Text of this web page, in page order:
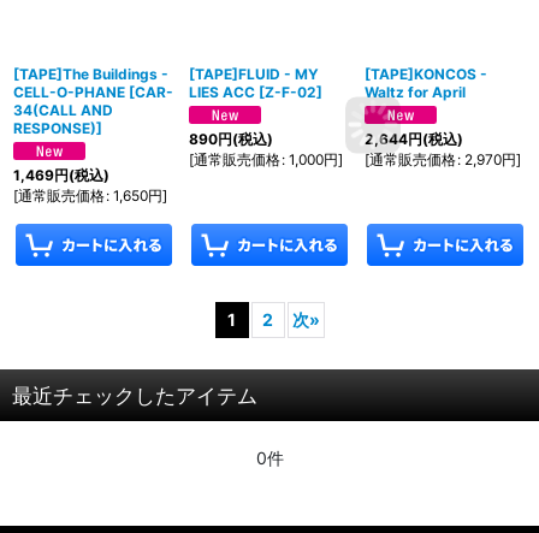
[TAPE]The Buildings -
CELL-O-PHANE [CAR-
34(CALL AND
RESPONSE)]
1,469円(税込)
[通常販売価格: 1,650円]
[TAPE]FLUID - MY
LIES ACC [Z-F-02]
890円(税込)
[通常販売価格: 1,000円]
[TAPE]KONCOS -
Waltz for April
2,644円(税込)
[通常販売価格: 2,970円]
1 2 次»
最近チェックしたアイテム
0件